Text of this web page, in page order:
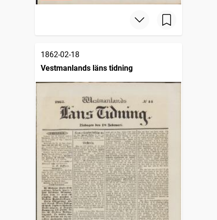
1862-02-18
Vestmanlands läns tidning